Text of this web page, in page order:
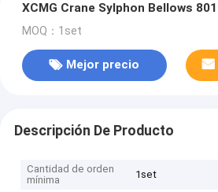
MOQ：1set
Mejor precio
Descripción De Producto
Cantidad de orden
mínima
1set